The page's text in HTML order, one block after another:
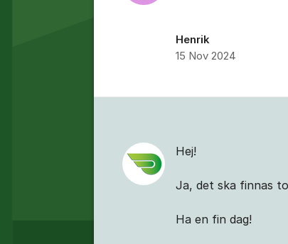
Henrik
15 Nov 2024
Hej!
Ja, det ska finnas
Ha en fin dag!